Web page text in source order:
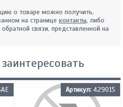
о товаре можно получить,
на странице контакты, либо
связи, представленной на
Артикул: 429015